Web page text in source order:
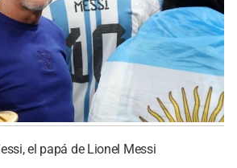
el papá de Lionel Messi